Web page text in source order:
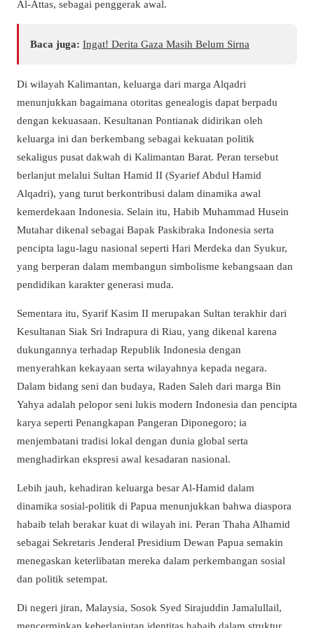
Al-Attas, sebagai penggerak awal.
Baca juga: Ingat! Derita Gaza Masih Belum Sirna
Di wilayah Kalimantan, keluarga dari marga Alqadri
menunjukkan bagaimana otoritas genealogis dapat berpadu
dengan kekuasaan. Kesultanan Pontianak didirikan oleh
keluarga ini dan berkembang sebagai kekuatan politik
sekaligus pusat dakwah di Kalimantan Barat. Peran tersebut
berlanjut melalui Sultan Hamid II (Syarief Abdul Hamid
Alqadri), yang turut berkontribusi dalam dinamika awal
kemerdekaan Indonesia. Selain itu, Habib Muhammad Husein
Mutahar dikenal sebagai Bapak Paskibraka Indonesia serta
pencipta lagu-lagu nasional seperti Hari Merdeka dan Syukur,
yang berperan dalam membangun simbolisme kebangsaan dan
pendidikan karakter generasi muda.
Sementara itu, Syarif Kasim II merupakan Sultan terakhir dari
Kesultanan Siak Sri Indrapura di Riau, yang dikenal karena
dukungannya terhadap Republik Indonesia dengan
menyerahkan kekayaan serta wilayahnya kepada negara.
Dalam bidang seni dan budaya, Raden Saleh dari marga Bin
Yahya adalah pelopor seni lukis modern Indonesia dan pencipta
karya seperti Penangkapan Pangeran Diponegoro; ia
menjembatani tradisi lokal dengan dunia global serta
menghadirkan ekspresi awal kesadaran nasional.
Lebih jauh, kehadiran keluarga besar Al-Hamid dalam
dinamika sosial-politik di Papua menunjukkan bahwa diaspora
habaib telah berakar kuat di wilayah ini. Peran Thaha Alhamid
sebagai Sekretaris Jenderal Presidium Dewan Papua semakin
menegaskan keterlibatan mereka dalam perkembangan sosial
dan politik setempat.
Di negeri jiran, Malaysia, Sosok Syed Sirajuddin Jamalullail,